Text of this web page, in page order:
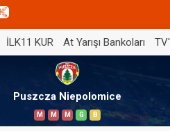
İLK11 KUR At Yarışı Bankoları
Puszcza Niepolomice
M M M G B